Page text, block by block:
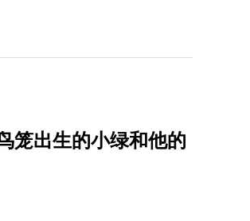
笼出生的小绿和他的